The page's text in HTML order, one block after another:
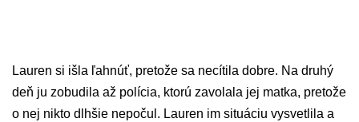
Lauren si išla ľahnúť, pretože sa necítila dobre. Na druhý
deň ju zobudila až polícia, ktorú zavolala jej matka, pretože
o nej nikto dlhšie nepočul. Lauren im situáciu vysvetlila a